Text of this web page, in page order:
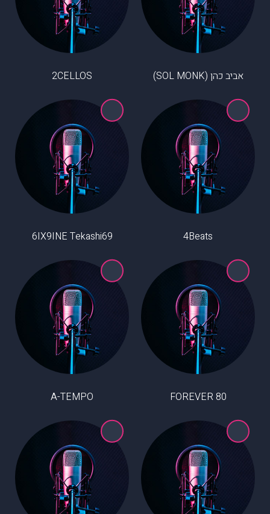
אביב כהן (SOL MONK) 2CELLOS
4Beats
6IX9INE Tekashi69
80 FOREVER
A-TEMPO